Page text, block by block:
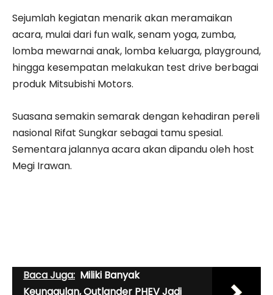
Sejumlah kegiatan menarik akan meramaikan
acara, mulai dari fun walk, senam yoga, zumba,
lomba mewarnai anak, lomba keluarga, playground,
hingga kesempatan melakukan test drive berbagai
produk Mitsubishi Motors.
Suasana semakin semarak dengan kehadiran pereli
nasional Rifat Sungkar sebagai tamu spesial.
Sementara jalannya acara akan dipandu oleh host
Megi Irawan.
Baca Juga: Miliki Banyak
Keunggulan, Outlander PHEV Jadi